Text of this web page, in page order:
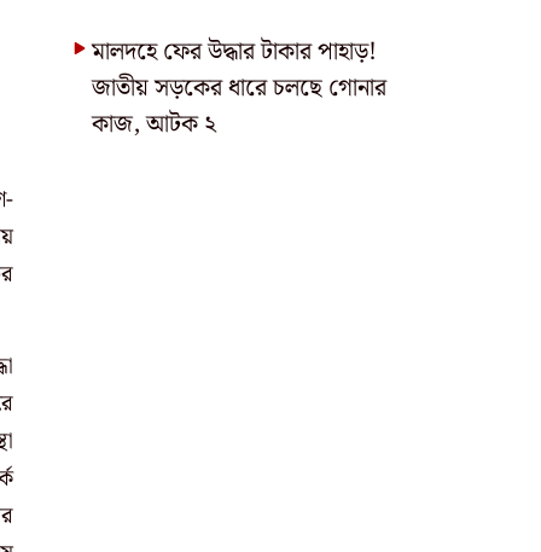
মালদহে ফের উদ্ধার টাকার পাহাড়!
জাতীয় সড়কের ধারে চলছে গোনার
কাজ, আটক ২